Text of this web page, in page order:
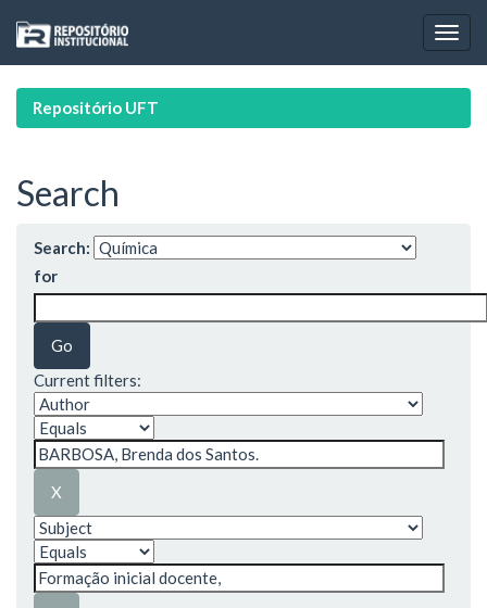
navigation
Repositório UFT
Search
Search:
for
Current filters: